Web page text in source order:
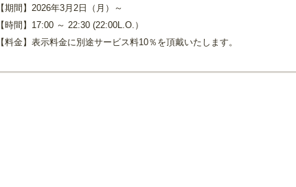
【期間】2026年3月2日（月）～
【時間】17:00 ～ 22:30 (22:00L.O.）
【料金】表示料金に別途サービス料10％を頂戴いたします。